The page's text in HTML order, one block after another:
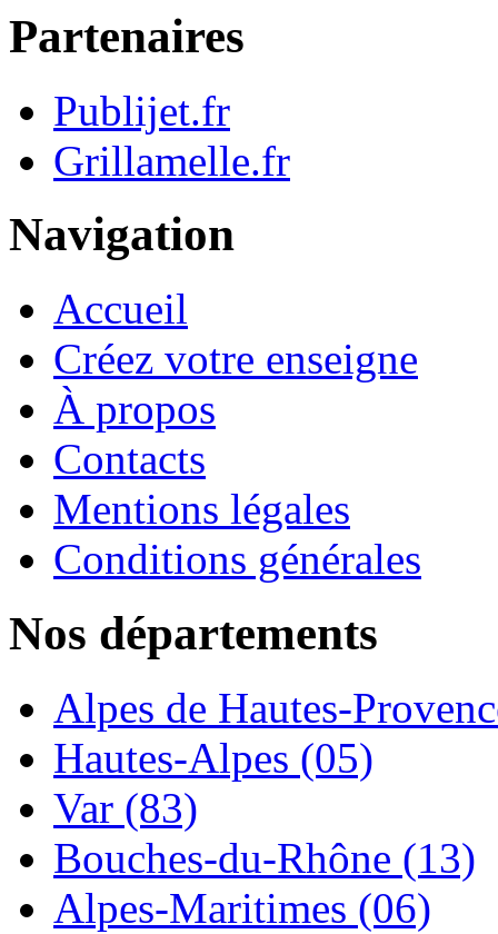
Partenaires
Publijet.fr
Grillamelle.fr
Navigation
Accueil
Créez votre enseigne
À propos
Contacts
Mentions légales
Conditions générales
Nos départements
Alpes de Hautes-
Hautes-Alpes (05)
Var (83)
Bouches-du-Rhône (13)
Alpes-Maritimes (06)